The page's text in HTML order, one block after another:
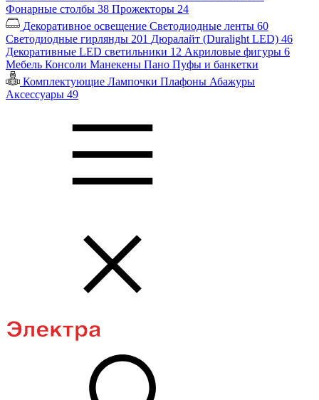
Фонарные столбы 38 Прожекторы 24
Декоративное освещение Светодиодные ленты 60
Светодиодные гирлянды 201 Дюралайт (Duralight LED) 46
Декоративные LED светильники 12 Акриловые фигуры 6
Мебель Консоли Манекены Пано Пуфы и банкетки
Комплектующие Лампочки Плафоны Абажуры
Аксессуары 49